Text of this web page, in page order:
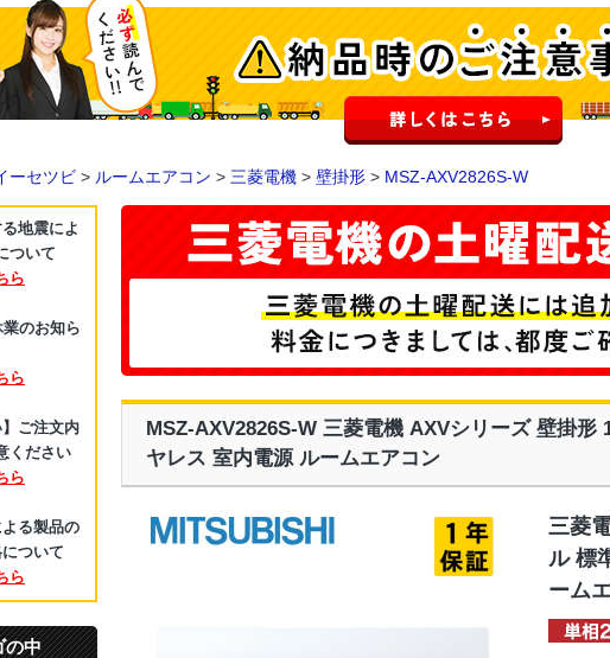
ーセツビ > ルームエアコン > 三菱電機 > 壁掛形 > MSZ-AXV2826S-W
MSZ-AXV2826S-W 三菱電機 AXVシリーズ 壁掛
ヤレス 室内電源 ルームエアコン
三菱
ル 標
ーム
地震によ
ついて
ら
のお知ら
ら
】ご注文内
ください
ら
る製品の
ついて
ら
の中